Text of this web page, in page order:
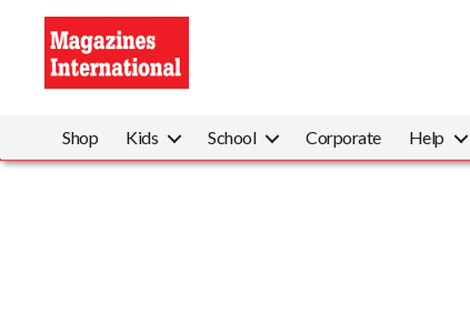
Shop Kids School Corporate Help